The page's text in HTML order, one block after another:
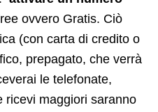
ovvero Gratis. Ciò
(con carta di credito o
prepagato, che verrà
le telefonate,
ricevi maggiori saranno